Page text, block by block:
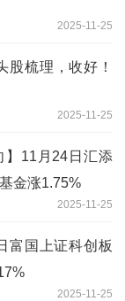
2025-11-25
股梳理，收好！
2025-11-25
】11月24日汇添
金涨1.75%
2025-11-25
富国上证科创板
2025-11-25